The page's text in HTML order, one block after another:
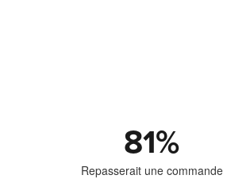
81%
Repasserait une commande